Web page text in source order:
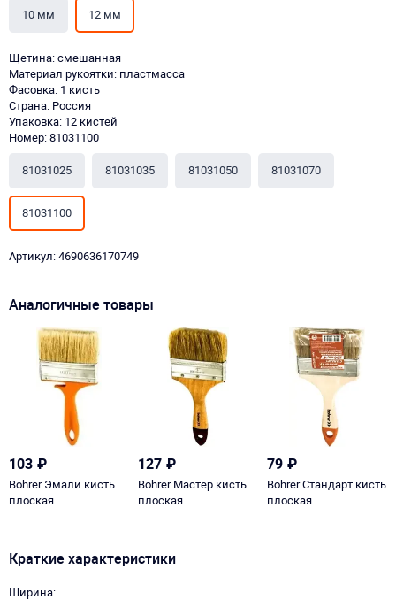
10 мм 12 мм
Щетина: смешанная
Материал рукоятки: пластмасса
Фасовка: 1 кисть
Страна: Россия
Упаковка: 12 кистей
Номер: 81031100
81031025 81031035 81031050 81031070
81031100
Артикул: 4690636170749
Аналогичные товары
103 ₽
Bohrer Эмали кисть
плоская
127 ₽
Bohrer Мастер кисть
плоская
79 ₽
Bohrer Стандарт кисть
плоская
Краткие характеристики
Ширина